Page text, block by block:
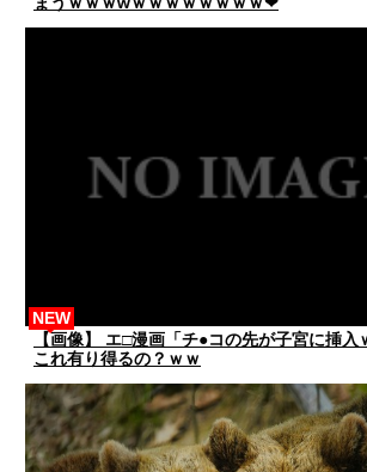
【画像】 エ□漫画「チ●コの先が子宮に挿
これ有り得るの？ｗｗ
NEW